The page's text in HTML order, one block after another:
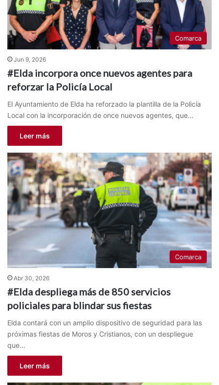
Comarca
Jun 9, 2026
#Elda incorpora once nuevos agentes para
reforzar la Policía Local
El Ayuntamiento de Elda ha reforzado la plantilla de la Policía
Local con la incorporación de once nuevos agentes, que…
Leer más
Comarca
Abr 30, 2026
#Elda despliega más de 850 servicios
policiales para blindar sus fiestas
Elda contará con un amplio dispositivo de seguridad para las
próximas fiestas de Moros y Cristianos, con un despliegue
que…
Leer más